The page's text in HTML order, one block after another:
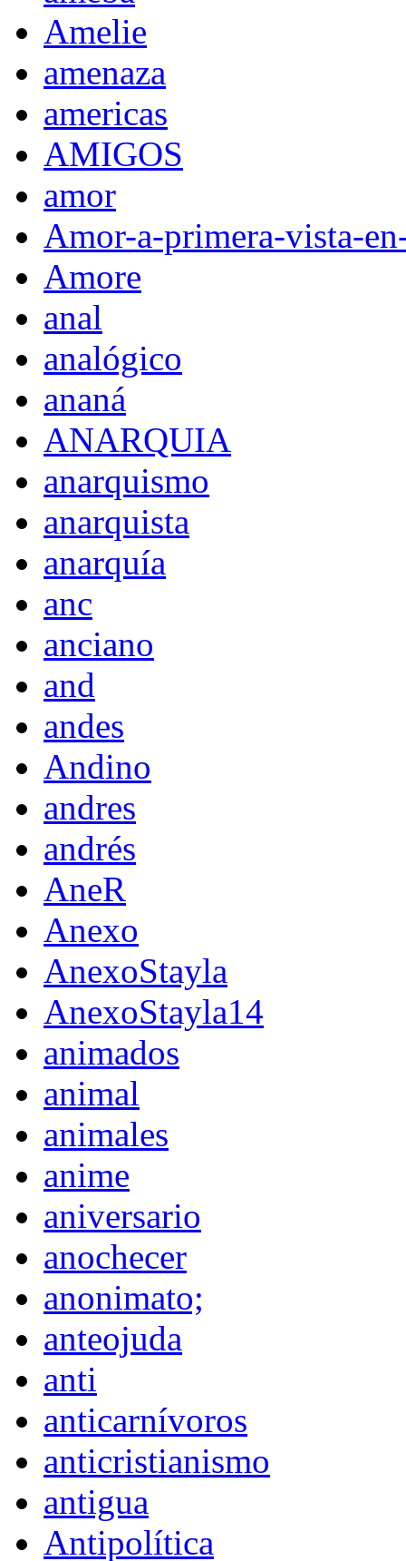
Amelie
amenaza
americas
AMIGOS
amor
Amor-a-primera-vista-
Amore
anal
analógico
ananá
ANARQUIA
anarquismo
anarquista
anarquía
anc
anciano
and
andes
Andino
andres
andrés
AneR
Anexo
AnexoStayla
AnexoStayla14
animados
animal
animales
anime
aniversario
anochecer
anonimato;
anteojuda
anti
anticarnívoros
anticristianismo
antigua
Antipolítica